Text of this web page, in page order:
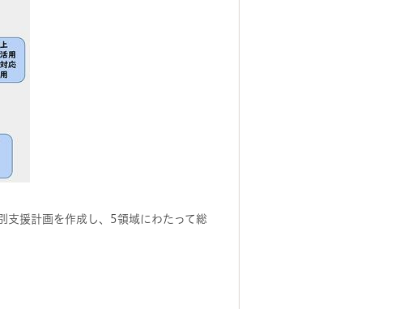
支援計画を作成し、5領域にわたって総